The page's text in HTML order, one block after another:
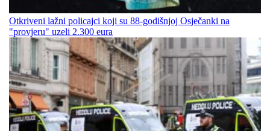
Otkriveni lažni policajci koji su 88-godišnjoj Osječanki na
"provjeru" uzeli 2.300 eura